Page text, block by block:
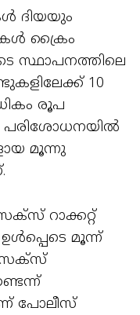
ദിയയും
ക്രൈം
സ്ഥാപനത്തിലെ
10
രൂപ
പരിശോധനയില്‍
മൂന്നു
റാക്കറ്റ്
മൂന്ന്
പോലീസ്